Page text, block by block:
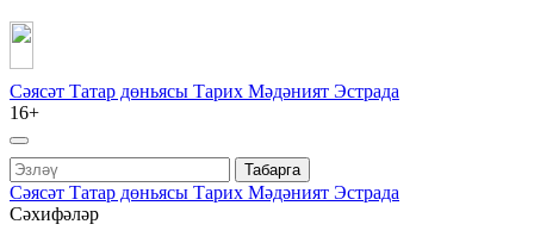
Сәясәт Татар дөньясы Тарих Мәдәният Эстрада
16+
Табарга
Сәясәт Татар дөньясы Тарих Мәдәният Эстрада
Сәхифәләр